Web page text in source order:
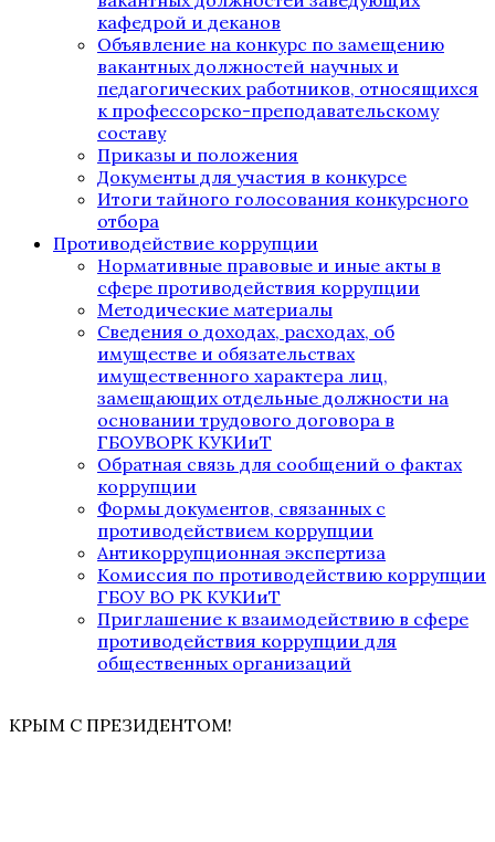
кафедрой и деканов
Объявление на конкурс по замещению
вакантных должностей научных и
педагогических работников, относящихся
к профессорско-преподавательскому
составу
Приказы и положения
Документы для участия в конкурсе
Итоги тайного голосования конкурсного
отбора
Противодействие коррупции
Нормативные правовые и иные акты в
сфере противодействия коррупции
Методические материалы
Сведения о доходах, расходах, об
имуществе и обязательствах
имущественного характера лиц,
замещающих отдельные должности на
основании трудового договора в
ГБОУВОРК КУКИиТ
Обратная связь для сообщений о фактах
коррупции
Формы документов, связанных с
противодействием коррупции
Антикоррупционная экспертиза
Комиссия по противодействию коррупции
ГБОУ ВО РК КУКИиТ
Приглашение к взаимодействию в сфере
противодействия коррупции для
общественных организаций
КРЫМ С ПРЕЗИДЕНТОМ!